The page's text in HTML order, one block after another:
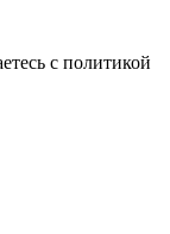
с политикой